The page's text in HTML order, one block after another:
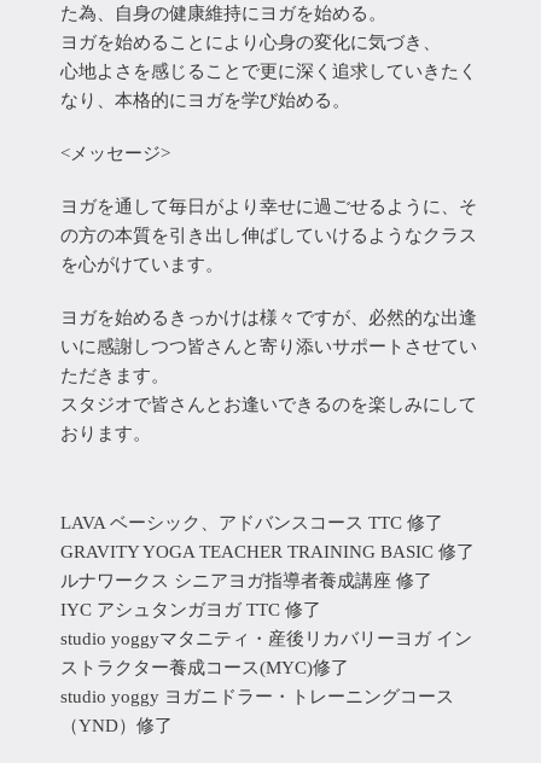
た為、自身の健康維持にヨガを始める。
ヨガを始めることにより心身の変化に気づき、
心地よさを感じることで更に深く追求していきたく
なり、本格的にヨガを学び始める。
<メッセージ>
ヨガを通して毎日がより幸せに過ごせるように、そ
の方の本質を引き出し伸ばしていけるようなクラス
を心がけています。
ヨガを始めるきっかけは様々ですが、必然的な出逢
いに感謝しつつ皆さんと寄り添いサポートさせてい
ただきます。
スタジオで皆さんとお逢いできるのを楽しみにして
おります。
LAVA ベーシック、アドバンスコース TTC 修了
GRAVITY YOGA TEACHER TRAINING BASIC 修了
ルナワークス シニアヨガ指導者養成講座 修了
IYC アシュタンガヨガ TTC 修了
studio yoggyマタニティ・産後リカバリーヨガ イン
ストラクター養成コース(MYC)修了
studio yoggy ヨガニドラー・トレーニングコース
（YND）修了